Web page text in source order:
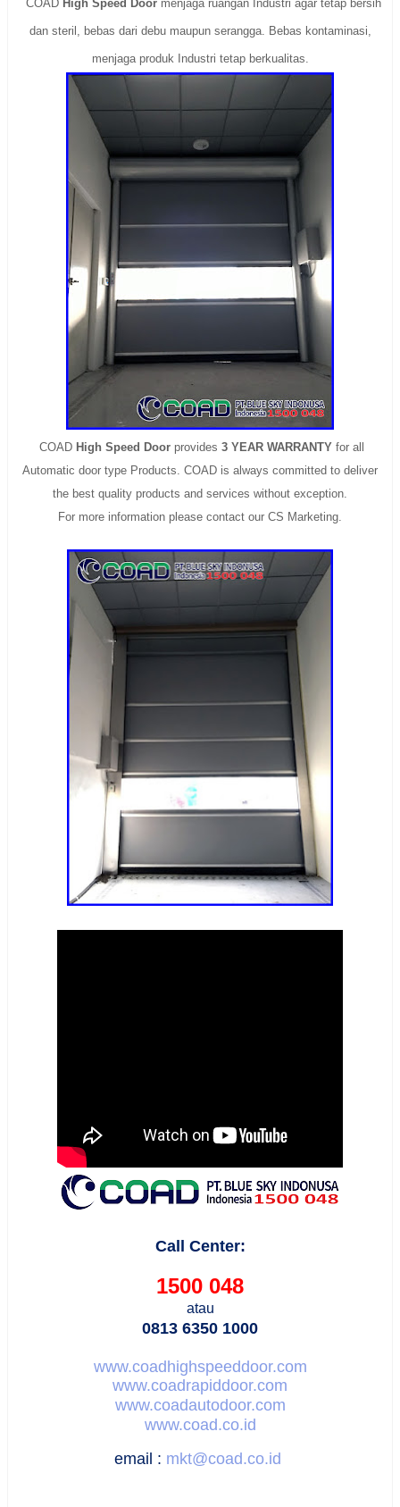
COAD High Speed Door menjaga ruangan Industri agar tetap bersih
dan steril, bebas dari debu maupun serangga. Bebas kontaminasi,
menjaga produk Industri tetap berkualitas.
COAD High Speed Door provides 3 YEAR WARRANTY for all
Automatic door type Products. COAD is always committed to deliver
the best quality products and services without exception.
For more information please contact our CS Marketing.
Call Center:
1500 048
atau
0813 6350 1000
www.coadhighspeeddoor.com
www.coadrapiddoor.com
www.coadautodoor.com
www.coad.co.id
email : mkt@coad.co.id